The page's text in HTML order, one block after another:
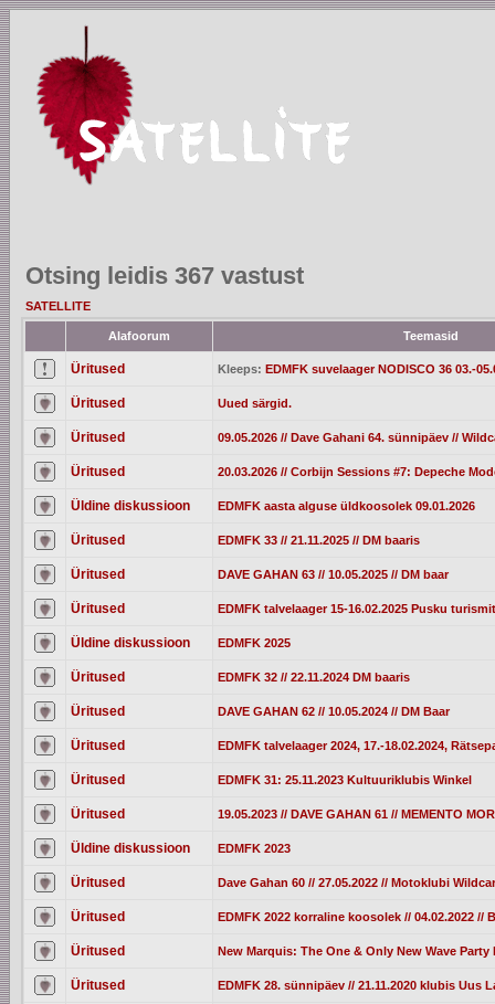
Otsing leidis 367 vastust
SATELLITE
Alafoorum Teemasid
Üritused Kleeps: EDMFK suvelaager NODISCO 36 03.-
Üritused Uued särgid.
Üritused 09.05.2026 // Dave Gahani 64. sünnipäev //
Üritused 20.03.2026 // Corbijn Sessions #7: Depeche
Üldine diskussioon EDMFK aasta alguse üldkoosolek 09.01.2026
Üritused EDMFK 33 // 21.11.2025 // DM baaris
Üritused DAVE GAHAN 63 // 10.05.2025 // DM baar
Üritused EDMFK talvelaager 15-16.02.2025 Pusku
Üldine diskussioon EDMFK 2025
Üritused EDMFK 32 // 22.11.2024 DM baaris
Üritused DAVE GAHAN 62 // 10.05.2024 // DM Baar
Üritused EDMFK talvelaager 2024, 17.-18.02.2024,
Üritused EDMFK 31: 25.11.2023 Kultuuriklubis Winkel
Üritused 19.05.2023 // DAVE GAHAN 61 // MEMENTO
Üldine diskussioon EDMFK 2023
Üritused Dave Gahan 60 // 27.05.2022 // Motoklubi
Üritused EDMFK 2022 korraline koosolek // 04.02.2022 //
Üritused New Marquis: The One & Only New Wave Party
Üritused EDMFK 28. sünnipäev // 21.11.2020 klubis Uus